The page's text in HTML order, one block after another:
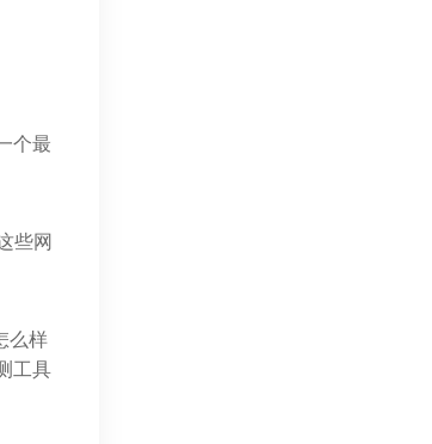
个最
些网
么样
工具